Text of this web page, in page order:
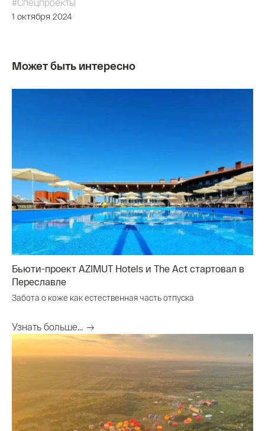
1 октября 2024
Может быть интересно
Бьюти-проект AZIMUT Hotels и The Act стартовал в
Переславле
Забота о коже как естественная часть отпуска
Узнать больше...